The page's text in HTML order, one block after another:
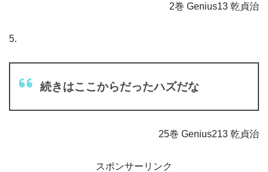
2巻 Genius13 乾貞治
5.
続きはここからだったハズだな
25巻 Genius213 乾貞治
スポンサーリンク